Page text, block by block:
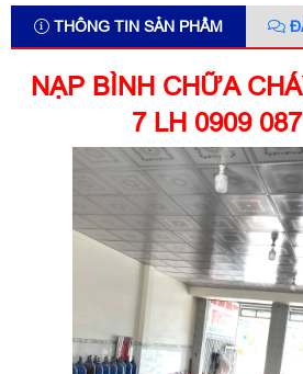
THÔNG TIN SẢN PHẨM
NẠP BÌNH CHỮA
7 LH 0909